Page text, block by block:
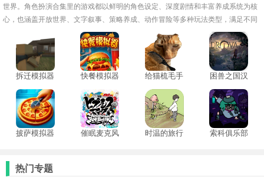
世界。角色扮演合集里的游戏都以鲜明的角色设定、深度剧情和丰富养成系统为核
心，也涵盖开放世界、文字叙事、策略养成、动作冒险等多种玩法类型，满足不同
玩家的探索与战斗欲望。玩家可自由塑造角色外观、技能路线与情感羁绊，决定世
界的走向与结局。
拆迁模拟器
快餐模拟器
给猫梳毛手
困兽之国汉
披萨模拟器
催眠麦克风
时温的旅行
索科俱乐部
热门专题